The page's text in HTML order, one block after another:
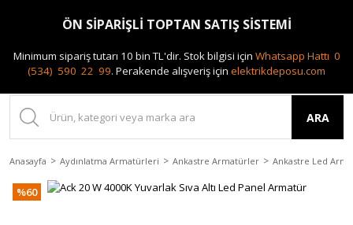
0(212) 240 87 88
ARA
Anasayfa Aydınlatma Armatürleri Ankastre Armatürler Ankastre Led
%60
ÖN SİPARİŞLİ TOPTAN SATIŞ SİSTEMİ
Minimum sipariş tutarı 10 bin TL'dir. Stok bilgisi için Whatsapp Hattı 0
(534) 590 22 99. Perakende alışveriş için elektrikdeposu.com